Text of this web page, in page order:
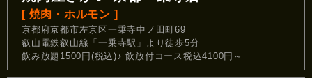
[ 焼肉・ホルモン ]
京都府京都市左京区一乗寺中ノ田町69
叡山電鉄叡山線「一乗寺駅」より徒歩5分
飲み放題1500円(税込)♪ 飲放付コース税込4100円～